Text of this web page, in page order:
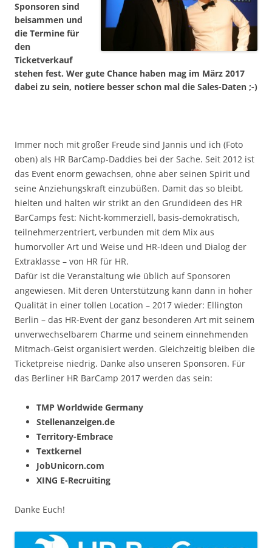
Sponsoren sind
beisammen und
die Termine für
den
Ticketverkauf
stehen fest. Wer gute Chance haben mag im März 2017
dabei zu sein, notiere besser schon mal die Sales-Daten ;-)
Immer noch mit großer Freude sind Jannis und ich (Foto
oben) als HR BarCamp-Daddies bei der Sache. Seit 2012 ist
das Event enorm gewachsen, ohne aber seinen Spirit und
seine Anziehungskraft einzubüßen. Damit das so bleibt,
hielten und halten wir strikt an den Grundideen des HR
BarCamps fest: Nicht-kommerziell, basis-demokratisch,
teilnehmerzentriert, verbunden mit dem Mix aus
humorvoller Art und Weise und HR-Ideen und Dialog der
Extraklasse – von HR für HR.
Dafür ist die Veranstaltung wie üblich auf Sponsoren
angewiesen. Mit deren Unterstützung kann dann in hoher
Qualität in einer tollen Location – 2017 wieder: Ellington
Berlin – das HR-Event der ganz besonderen Art mit seinem
unverwechselbarem Charme und seinem einnehmenden
Mitmach-Geist organisiert werden. Gleichzeitig bleiben die
Ticketpreise niedrig. Danke also unseren Sponsoren. Für
das Berliner HR BarCamp 2017 werden das sein:
TMP Worldwide Germany
Stellenanzeigen.de
Territory-Embrace
Textkernel
JobUnicorn.com
XING E-Recruiting
Danke Euch!